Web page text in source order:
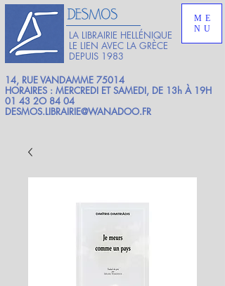
LA LIBRAIRIE HELLÉNIQUE
LE LIEN AVEC LA GRÈCE
DEPUIS 1983
ME
NU
14, RUE VANDAMME 75014
HORAIRES : MERCREDI ET SAMEDI, DE 13h À 19H
01 43 2O 84 04
DESMOS.LIBRAIRIE@WANADOO.FR